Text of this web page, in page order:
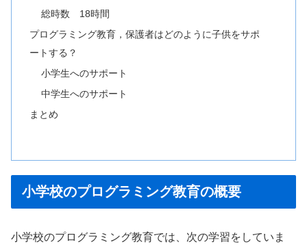
総時数 18時間
プログラミング教育，保護者はどのように子供をサポ
ートする？
小学生へのサポート
中学生へのサポート
まとめ
小学校のプログラミング教育の概要
小学校のプログラミング教育では、次の学習をしていま